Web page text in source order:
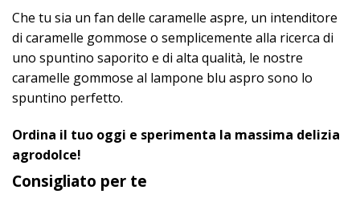
Che tu sia un fan delle caramelle aspre, un intenditore
di caramelle gommose o semplicemente alla ricerca di
uno spuntino saporito e di alta qualità, le nostre
caramelle gommose al lampone blu aspro sono lo
spuntino perfetto.
Ordina il tuo oggi e sperimenta la massima delizia
agrodolce!
Consigliato per te